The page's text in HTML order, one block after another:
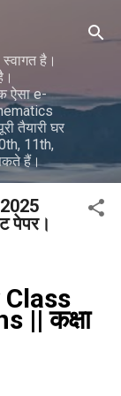
है।
ऐसा e-
तैयारी घर
11th,
हैं।
पेपर।
|| कक्षा